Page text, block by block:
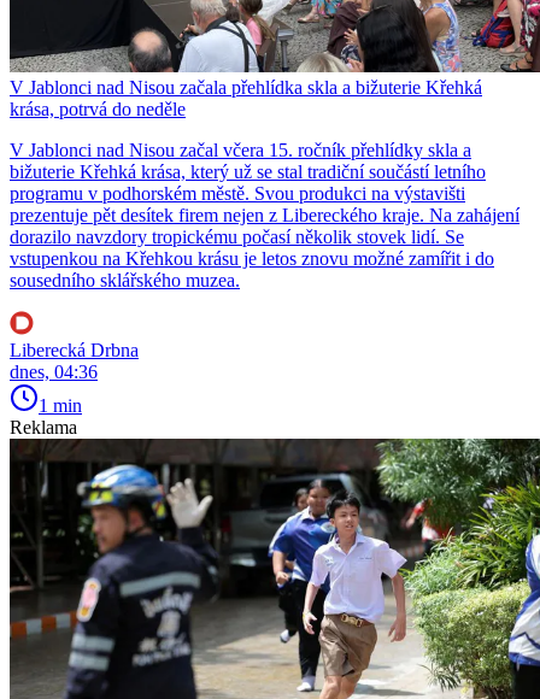
V Jablonci nad Nisou začala přehlídka skla a bižuterie Křehká
krása, potrvá do neděle
V Jablonci nad Nisou začal včera 15. ročník přehlídky skla a
bižuterie Křehká krása, který už se stal tradiční součástí letního
programu v podhorském městě. Svou produkci na výstavišti
prezentuje pět desítek firem nejen z Libereckého kraje. Na zahájení
dorazilo navzdory tropickému počasí několik stovek lidí. Se
vstupenkou na Křehkou krásu je letos znovu možné zamířit i do
sousedního sklářského muzea.
Liberecká Drbna
dnes, 04:36
1 min
Reklama